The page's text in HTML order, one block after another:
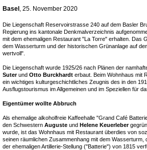
Basel , 25. November 2020
Die Liegenschaft Reservoirstrasse 240 auf dem Basler
Regierung ins kantonale Denkmalverzeichnis
mit dem ehemaligen Restaurant "La Torre" erhalten. Das
dem Wasserturm und der historischen Grünanlage auf
wertvoll".
Die Liegenschaft wurde 1925/26 nach Plänen der
Suterund Otto Burckhardt erbaut. Beim Wohnhaus mit
ein wichtiges kulturgeschichtliches Zeugnis des in den
Ausflugstourismus im Allgemeinen und im Speziellen für
Eigentümer wollte Abbruch
Als ehemalige alkoholfreie Kaffeehalle "Grand Café
den Schwestern Auguste und Helene Keuerleber
wurde, ist das Wohnhaus mit Restaurant überdies von
seinen räumlichen Zusammenhang mit dem Wasserturm,
der ehemaligen Artillerie-Stellung ("Batterie") von 1815